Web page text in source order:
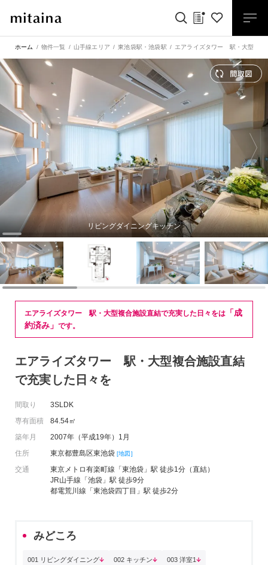
ホーム 物件一覧 山手線エリア 東池袋駅 ・池袋駅 エアライズタワー 駅・大型複合
リビングダイニングキッチン
エアライズタワー 駅・大型複合施設直結で充実した日々をは 「成
約済み」 です。
エアライズタワー 駅・大型複合施設直結
で充実した日々を
間取り
3SLDK
専有面積
84.54㎡
築年月
2007年（平成19年）1月
住所
東京都豊島区東池袋 [地図]
交通
東京メトロ有楽町線「東池袋」駅 徒歩1分（直結）
JR山手線「池袋」駅 徒歩9分
都電荒川線「東池袋四丁目」駅 徒歩2分
みどころ
001 リビングダイニング 002 キッチン 003 洋室1